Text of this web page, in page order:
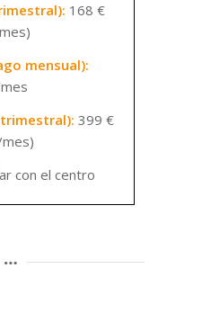
168 €
mensual):
trimestral):399 €
con el centro